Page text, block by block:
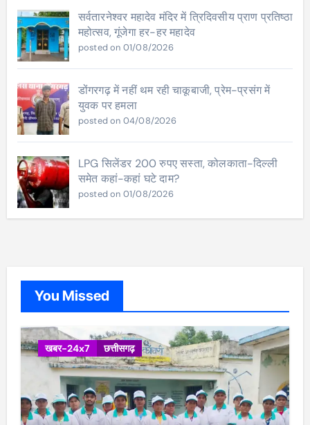
सर्वतारनेश्वर महादेव मंदिर में त्रिदिवसीय प्राण प्रतिष्ठा
महोत्सव, गूंजेगा हर-हर महादेव
posted on 01/08/2026
डोंगरगढ़ में नहीं थम रही चाकूबाजी, प्रेम-प्रसंग में
युवक पर हमला
posted on 04/08/2026
LPG सिलेंडर 200 रुपए सस्ता, कोलकाता-दिल्ली
समेत कहां-कहां घटे दाम?
posted on 01/08/2026
You Missed
खबर-24x7 छत्तीसगढ़